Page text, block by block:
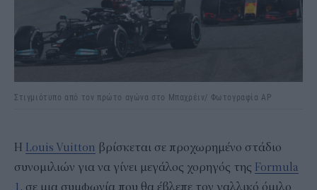
Στιγμιότυπο από τον πρώτο αγώνα στο Μπαχρέιν/ Φωτογραφία AP
Η Louis Vuitton βρίσκεται σε προχωρημένο στάδιο
συνομιλιών για να γίνει μεγάλος χορηγός της Formula
1, σε μια συμφωνία που θα έβλεπε τον γαλλικό όμιλο